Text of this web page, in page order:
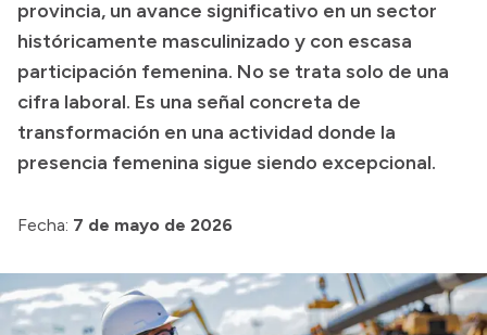
provincia, un avance significativo en un sector
históricamente masculinizado y con escasa
participación femenina. No se trata solo de una
cifra laboral. Es una señal concreta de
transformación en una actividad donde la
presencia femenina sigue siendo excepcional.
Fecha: 7 de mayo de 2026